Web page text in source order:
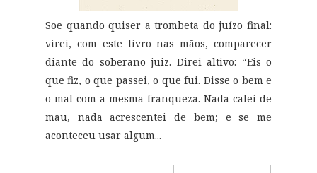
Soe quando quiser a trombeta do juízo final:
virei, com este livro nas mãos, comparecer
diante do soberano juiz. Direi altivo: “Eis o
que fiz, o que passei, o que fui. Disse o bem e
o mal com a mesma franqueza. Nada calei de
mau, nada acrescentei de bem; e se me
aconteceu usar algum...